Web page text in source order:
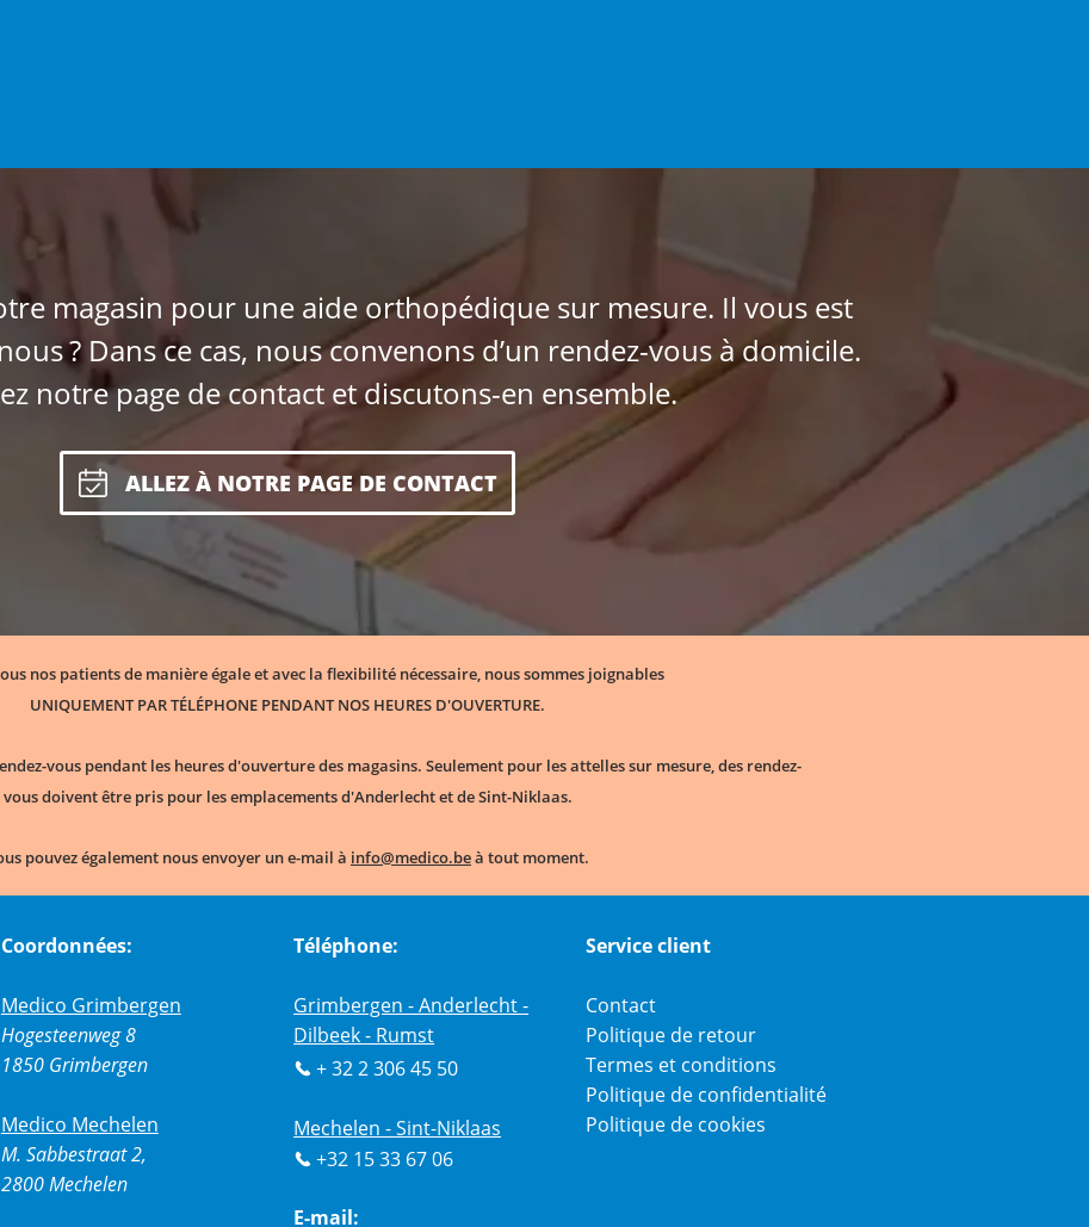
magasin pour une aide orthopédique sur mesure. Il vous est
? Dans ce cas, nous convenons d’un rendez-vous à domicile.
notre page de contact et discutons-en ensemble.
ALLEZ À NOTRE PAGE DE CONTACT
nos patients de manière égale et avec la flexibilité nécessaire, nous sommes joignables
UNIQUEMENT PAR TÉLÉPHONE PENDANT NOS HEURES D'OUVERTURE.
vous pendant les heures d'ouverture des magasins. Seulement pour les attelles sur mesure, des rendez-
vous doivent être pris pour les emplacements d'Anderlecht et de Sint-Niklaas.
pouvez également nous envoyer un e-mail à info@medico.be​ à tout moment.
Coordonnées:
Medico Grimbergen
Hogesteenweg 8
1850 Grimbergen
Medico Mechelen
M. Sabbestraat 2,
2800 Mechelen
Téléphone:
Grimbergen - Anderlecht -
Dilbeek - Rumst
+ 32 2 306 45 50
Mechelen - Sint-Niklaas
+32 15 33 67 06
E-mail:
Service client
Contact
Politique de retour
Termes et conditions
Politique de confidentialité
Politique de cookies